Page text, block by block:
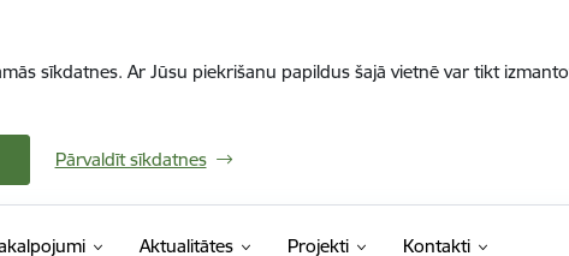
sīkdatnes. Ar Jūsu piekrišanu papildus šajā vietnē var tikt
Pārvaldīt sīkdatnes
Aktualitātes Projekti Kontakti